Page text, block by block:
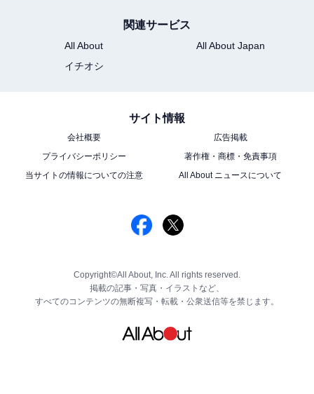
関連サービス
All About
All About Japan
イチオシ
サイト情報
会社概要
広告掲載
プライバシーポリシー
著作権・商標・免責事項
当サイトの情報についての注意
All About ニュースについて
Copyright©All About, Inc. All rights reserved.
掲載の記事・写真・イラストなど、
すべてのコンテンツの無断複写・転載・公衆送信等を禁じます。